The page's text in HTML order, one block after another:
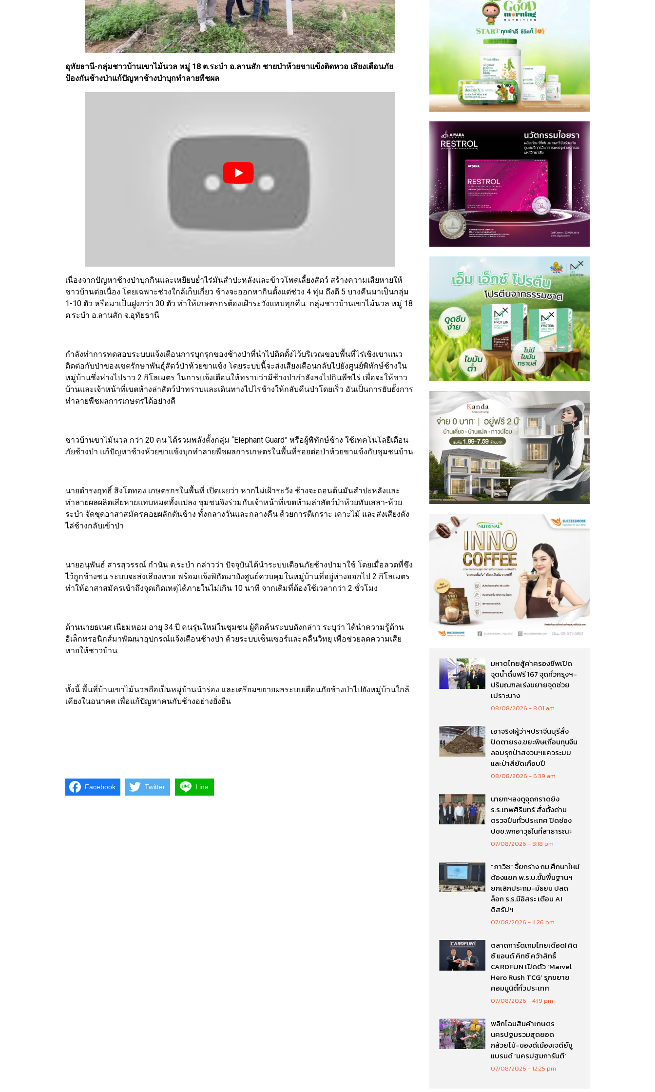
อุทัยธานี-กลุ่มชาวบ้านเขาไม้นวล หมู่ 18 ต.ระบำ อ.ลานสัก ชายป่าห้วยขาแข้งติดหวอ เสียงเตือนภัย
ป้องกันช้างป่าแก้ปัญหาช้างป่าบุกทำลายพืชผล
เนื่องจากปัญหาช้างป่าบุกกินและเหยียบย่ำไร่มันสำปะหลังและข้าวโพดเลี้ยงสัตว์ สร้างความเสียหายให้
ชาวบ้านต่อเนื่อง โดยเฉพาะช่วงใกล้เก็บเกี่ยว ช้างจะออกหากินตั้งแต่ช่วง 4 ทุ่ม ถึงตี 5 บางคืนมาเป็นกลุ่ม
1-10 ตัว หรือมาเป็นฝูงกว่า 30 ตัว ทำให้เกษตรกรต้องเฝ้าระวังแทบทุกคืน กลุ่มชาวบ้านเขาไม้นวล หมู่ 18
ต.ระบำ อ.ลานสัก จ.อุทัยธานี
กำลังทำการทดสอบระบบแจ้งเตือนการบุกรุกของช้างป่าที่นำไปติดตั้งไว้บริเวณขอบพื้นที่ไร่เชิงเขาแนว
ติดต่อกับป่าของเขตรักษาพันธุ์สัตว์ป่าห้วยขาแข้ง โดยระบบนี้จะส่งเสียงเตือนกลับไปยังศูนย์พิทักษ์ช้างใน
หมู่บ้านซึ่งห่างไปราว 2 กิโลเมตร ในการแจ้งเตือนให้ทราบว่ามีช้างป่ากำลังลงไปกินพืชไร่ เพื่อจะให้ชาว
บ้านและเจ้าหน้าที่เขตห้างล่าสัตว์ป่าทราบและเดินทางไปไรช้างให้กลับคืนป่าโดยเร็ว อันเป็นการยับยั้งการ
ทำลายพืชผลการเกษตรได้อย่างดี
ชาวบ้านขาไม้นวล กว่า 20 คน ได้รวมพลังตั้งกลุ่ม “Elephant Guard” หรือผู้พิทักษ์ช้าง ใช้เทคโนโลยีเตือน
ภัยช้างป่า แก้ปัญหาช้างห้วยขาแข้งบุกทำลายพืชผลการเกษตรในพื้นที่รอยต่อป่าห้วยขาแข้งกับชุมชนบ้าน
นายดำรงฤทธิ์ สิงโตทอง เกษตรกรในพื้นที่ เปิดเผยว่า หากไม่เฝ้าระวัง ช้างจะถอนต้นมันสำปะหลังและ
ทำลายผลผลิตเสียหายแทบหมดทั้งแปลง ชุมชนจึงร่วมกับเจ้าหน้าที่เขตห้ามล่าสัตว์ป่าห้วยทับเสลา-ห้วย
ระบำ จัดชุดอาสาสมัครคอยผลักดันช้าง ทั้งกลางวันและกลางคืน ด้วยการตีเกราะ เคาะไม้ และส่งเสียงดัง
ไล่ช้างกลับเข้าป่า
นายอนุพันธ์ สารสุวรรณ์ กำนัน ต.ระบำ กล่าวว่า ปัจจุบันได้นำระบบเตือนภัยช้างป่ามาใช้ โดยเมื่อลวดที่ขึง
ไว้ถูกช้างชน ระบบจะส่งเสียงหวอ พร้อมแจ้งพิกัดมายังศูนย์ควบคุมในหมู่บ้านที่อยู่ห่างออกไป 2 กิโลเมตร
ทำให้อาสาสมัครเข้าถึงจุดเกิดเหตุได้ภายในไม่เกิน 10 นาที จากเดิมที่ต้องใช้เวลากว่า 2 ชั่วโมง
ด้านนายธเนศ เนียมหอม อายุ 34 ปี คนรุ่นใหม่ในชุมชน ผู้คิดค้นระบบดังกล่าว ระบุว่า ได้นำความรู้ด้าน
อิเล็กทรอนิกส์มาพัฒนาอุปกรณ์แจ้งเตือนช้างป่า ด้วยระบบเซ็นเซอร์และคลื่นวิทยุ เพื่อช่วยลดความเสีย
หายให้ชาวบ้าน
ทั้งนี้ พื้นที่บ้านเขาไม้นวลถือเป็นหมู่บ้านนำร่อง และเตรียมขยายผลระบบเตือนภัยช้างป่าไปยังหมู่บ้านใกล้
เคียงในอนาคต เพื่อแก้ปัญหาคนกับช้างอย่างยั่งยืน
Facebook Twitter Line
มหาดไทยสู้ค่าครองชีพเปิด
จุดน้ำดื่มฟรี 167 จุดทั่วกรุงฯ-
ปริมณฑลเร่งขยายจุดช่วย
เปราะบาง
08/08/2026 8:01 am
เอาจริง!ผู้ว่าฯปราจีนบุรีสั่ง
ปิดตายรง.ขยะพิษเถื่อนทุนจีน
ลอบรุกป่าสงวนฯแควระบบ
และป่าสียัดเกือบปี
08/08/2026 6:39 am
นายกฯลงดูจุดกราดยิง
ร.ร.เทพศิรินทร์ สั่งตั้งด่าน
ตรวจปืนทั่วประเทศ ปิดช่อง
ปชช.พกอาวุธในที่สาธารณะ
07/08/2026 8:18 pm
“ภาวิช” จี้ยกร่าง กม.ศึกษาใหม่
ต้องแยก พ.ร.บ.ขั้นพื้นฐานฯ
ยกเลิกประถม-มัธยม ปลด
ล็อก ร.ร.มีอิสระ เตือน AI
ดิสรัปฯ
07/08/2026 4:26 pm
ตลาดการ์ดเกมไทยเดือด! คิด
ซ์ แอนด์ คิทซ์ คว้าสิทธิ์
CARDFUN เปิดตัว ‘Marvel
Hero Rush TCG’ รุกขยาย
คอมมูนิตี้ทั่วประเทศ
07/08/2026 4:19 pm
พลิกโฉมสินค้าเกษตร
นครปฐมรวมสุดยอด
กล้วยไม้-ของดีเมืองเจดีย์ชู
แบรนด์ ‘นครปฐมการันตี’
07/08/2026 12:25 pm